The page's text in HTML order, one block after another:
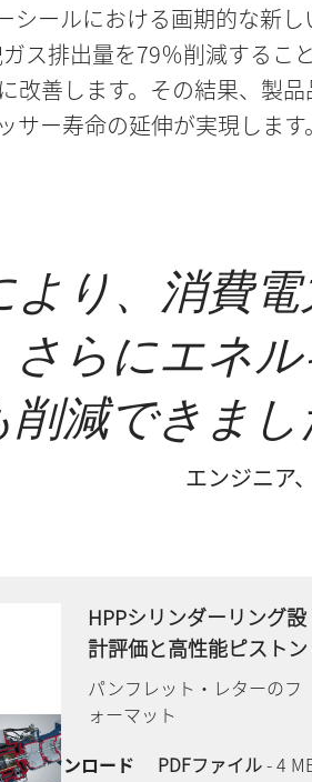
ールにおける画期的な新
ス排出量を79％削減するこ
善します。その結果、製
ー寿命の延伸が実現しま
り、消費
らにエネ
減できまし
エンジニア
HPPシリンダーリング設
計評価と高性能ピストン
パンフレット・レターのフ
ォーマット
ぐダウンロード
PDFファイル- 4